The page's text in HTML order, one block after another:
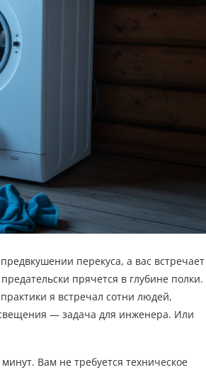
перекуса, а вас встречает
прячется в глубине полки.
я встречал сотни людей,
— задача для инженера. Или
Вам не требуется техническое